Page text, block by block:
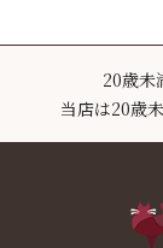
20歳未
当店は20歳